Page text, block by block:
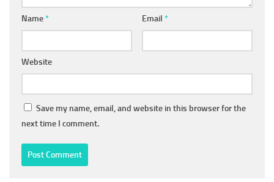
Name* Email *
Website
Save my name, email, and website in this browser for the
next time I comment.